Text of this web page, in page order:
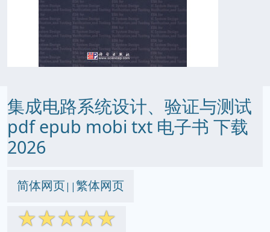
集成电路系统设计、验证与测试
pdf epub mobi txt 电子书 下载
2026
简体网页||繁体网页
☆☆☆☆☆